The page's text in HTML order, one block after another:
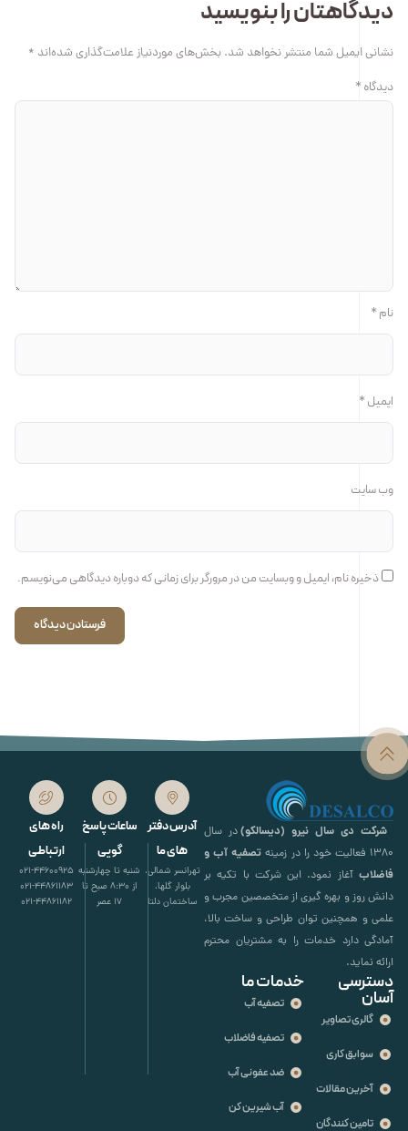
دیدگاهتان را بنویسید
نشانی ایمیل شما منتشر نخواهد شد. بخش‌های موردنیاز علامت‌گذاری شده‌اند *
دیدگاه *
نام *
ایمیل *
وب‌ سایت
ذخیره نام، ایمیل و وبسایت من در مرورگر برای زمانی که دوباره دیدگاهی می‌نویسم.
شرکت دی سال نیرو (دیسالکو)در سال
۱۳۸۰ فعالیت خود را در زمینه
تصفیه آب و
فاضلاب آغاز نمود. این شرکت با تکیه بر
دانش روز و بهره گیری از متخصصین مجرب و
علمی و همچنین توان طراحی و ساخت بالا،
آمادگی دارد خدمات را به مشتریان محترم
ارائه نماید.
دسترسی
آسان
گالری تصاویر
سوابق کاری
آخرین مقالات
تامین کنندگان
خدمات ما
تصفیه آب
تصفیه فاضلاب
ضد عفونی آب
آب شیرین کن
آدرس دفتر
های ما
تهرانسر شمالی،
بلوار گلها،
ساختمان دلتا
ساعات پاسخ
گویی
شنبه تا چهارشنبه
از 8:30 صبح تا
17 عصر
راه های
ارتباطی
021-44600925
021-44861183
021-44861182